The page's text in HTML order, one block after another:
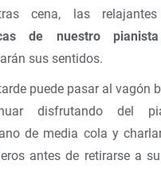
cena, las relajantes
de nuestro pianista
sus sentidos.
puede pasar al vagón
disfrutando del
de media cola y
antes de retirarse a